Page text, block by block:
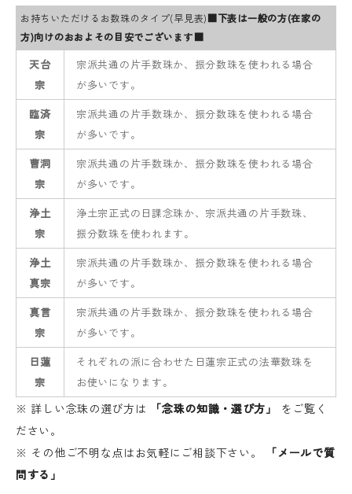
お持ちいただけるお数珠のタイプ(早見表)■下表は一般の方(在家の
方)向けのおおよその目安でございます■
天台
宗
宗派共通の片手数珠か、振分数珠を使われる場合
が多いです。
臨済
宗
宗派共通の片手数珠か、振分数珠を使われる場合
が多いです。
曹洞
宗
宗派共通の片手数珠か、振分数珠を使われる場合
が多いです。
浄土
宗
浄土宗正式の日課念珠か、宗派共通の片手数珠、
振分数珠を使われます。
浄土
真宗
宗派共通の片手数珠か、振分数珠を使われる場合
が多いです。
真言
宗
宗派共通の片手数珠か、振分数珠を使われる場合
が多いです。
日蓮
宗
それぞれの派に合わせた日蓮宗正式の法華数珠を
お使いになります。
※ 詳しい念珠の選び方は 「念珠の知識・選び方」
をご覧く
ださい。
※ その他ご不明な点はお気軽にご相談下さい。
「メールで質
問する」